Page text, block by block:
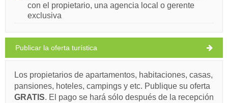
Croacia , Dalmacia del Norte
,
33°C
Mapa turístico
con el propietario, una agencia local o gerente
exclusiva
Publicar la oferta turística
Los propietarios de apartamentos, habitaciones, casas,
pansiones, hoteles, campings y etc. Publique su oferta
GRATIS. El pago se hará sólo después de la recepción